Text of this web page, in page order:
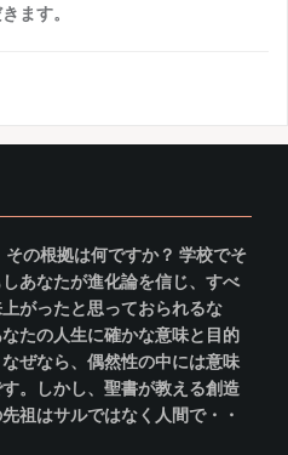
ます。
の根拠は何ですか？ 学校でそ
あなたが進化論を信じ、すべ
がったと思っておられるな
たの人生に確かな意味と目的
ぜなら、偶然性の中には意味
。しかし、聖書が教える創造
祖はサルではなく人間で・・